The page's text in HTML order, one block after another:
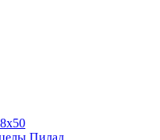
Пилад